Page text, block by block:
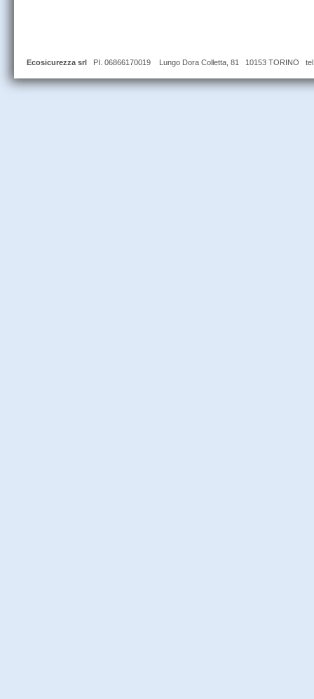
Ecosicurezza srl PI. 06866170019 Lungo Dora Colletta, 81 10153 TORINO